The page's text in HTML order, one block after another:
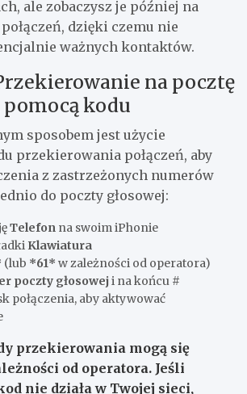
ale zobaczysz je później na
dzięki czemu nie
ważnych kontaktów.
na pocztę
pomocą kodu
sposobem jest użycie
przekierowania połączeń, aby
z zastrzeżonych numerów
do poczty głosowej:
Telefon na swoim iPhonie
Klawiatura
(lub *61* w zależności od operatora)
poczty głosoweji na końcu #
połączenia, aby aktywować
przekierowania mogą się
od operatora. Jeśli
nie działa w Twojej sieci,